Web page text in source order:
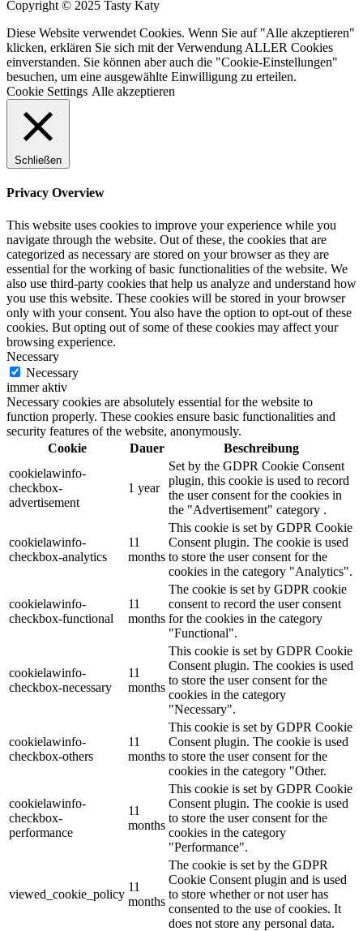
Copyright © 2025 Tasty Katy
Diese Website verwendet Cookies. Wenn Sie auf "Alle akzeptieren"
klicken, erklären Sie sich mit der Verwendung ALLER Cookies
einverstanden. Sie können aber auch die "Cookie-Einstellungen"
besuchen, um eine ausgewählte Einwilligung zu erteilen.
Cookie Settings Alle akzeptieren
Schließen
Privacy Overview
This website uses cookies to improve your experience while you
navigate through the website. Out of these, the cookies that are
categorized as necessary are stored on your browser as they are
essential for the working of basic functionalities of the website. We
also use third-party cookies that help us analyze and understand how
you use this website. These cookies will be stored in your browser
only with your consent. You also have the option to opt-out of these
cookies. But opting out of some of these cookies may affect your
browsing experience.
Necessary
Necessary
immer aktiv
Necessary cookies are absolutely essential for the website to
function properly. These cookies ensure basic functionalities and
security features of the website, anonymously.
Cookie
Dauer
Beschreibung
cookielawinfo-
checkbox-
advertisement
1 year
Set by the GDPR Cookie Consent
plugin, this cookie is used to record
the user consent for the cookies in
the "Advertisement" category .
cookielawinfo-
checkbox-analytics
11
months
This cookie is set by GDPR Cookie
Consent plugin. The cookie is used
to store the user consent for the
cookies in the category "Analytics".
cookielawinfo-
checkbox-functional
11
months
The cookie is set by GDPR cookie
consent to record the user consent
for the cookies in the category
"Functional".
cookielawinfo-
checkbox-necessary
11
months
This cookie is set by GDPR Cookie
Consent plugin. The cookies is used
to store the user consent for the
cookies in the category
"Necessary".
cookielawinfo-
checkbox-others
11
months
This cookie is set by GDPR Cookie
Consent plugin. The cookie is used
to store the user consent for the
cookies in the category "Other.
cookielawinfo-
checkbox-
performance
11
months
This cookie is set by GDPR Cookie
Consent plugin. The cookie is used
to store the user consent for the
cookies in the category
"Performance".
viewed_cookie_policy
11
months
The cookie is set by the GDPR
Cookie Consent plugin and is used
to store whether or not user has
consented to the use of cookies. It
does not store any personal data.